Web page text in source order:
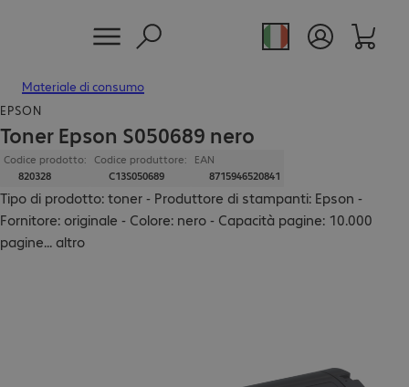
Materiale di consumo
EPSON
Toner Epson S050689 nero
Codice prodotto:
820328
Codice produttore:
C13S050689
EAN
8715946520841
Tipo di prodotto: toner - Produttore di stampanti: Epson -
Fornitore: originale - Colore: nero - Capacità pagine: 10.000
pagine... altro